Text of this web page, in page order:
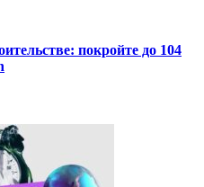
покройте до 104